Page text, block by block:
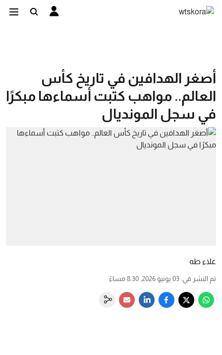
أصغر الهدافين في تاريخ كأس
العالم.. مواهب كتبت أسماءها مبكرًا
في سجل المونديال
علاء طه
تم النشر في: 03 يونيو 2026, 8:30 مساءً